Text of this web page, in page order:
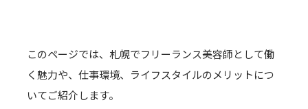
このページでは、札幌でフリーランス美容師として働
く魅力や、仕事環境、ライフスタイルのメリットにつ
いてご紹介します。